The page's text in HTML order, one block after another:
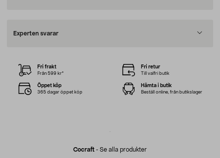
Experten svarar
Cocraft - Se alla produkter
Fri frakt
Från 599 kr*
Fri retur
Till valfri butik
Öppet köp
365 dagar öppet köp
Hämta i butik
Beställ online, från butikslager